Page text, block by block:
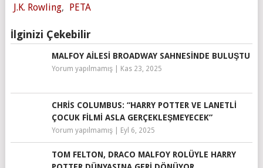
J.K. Rowling, PETA
İlginizi Çekebilir
MALFOY AILESI BROADWAY SAHNESINDE BULUŞTU
Yorum yapılmamış| Kas 23, 2025
CHRIS COLUMBUS: “HARRY POTTER VE LANETLI
ÇOCUK FILMI ASLA GERÇEKLEŞMEYECEK”
Yorum yapılmamış| Eyl 6, 2025
TOM FELTON, DRACO MALFOY ROLÜYLE HARRY